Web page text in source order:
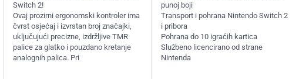
Switch 2!
Ovaj prozirni ergonomski kontroler ima
čvrst osjećaj i izvrstan broj značajki,
uključujući precizne, izdržljive TMR
palice za glatko i pouzdano kretanje
analognih palica. Pri
punoj boji
Transport i pohrana Nintendo Switch 2
i pribora
Pohrana do 10 igraćih kartica
Službeno licencirano od strane
Nintenda